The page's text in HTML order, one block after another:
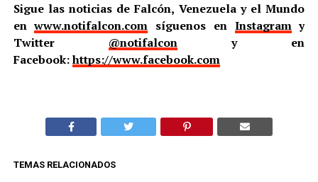
Sigue las noticias de Falcón, Venezuela y el Mundo
enwww.notifalcon.com síguenos en Instagramy
Twitter @notifalcony en
Facebook:https://www.facebook.com
TEMAS RELACIONADOS